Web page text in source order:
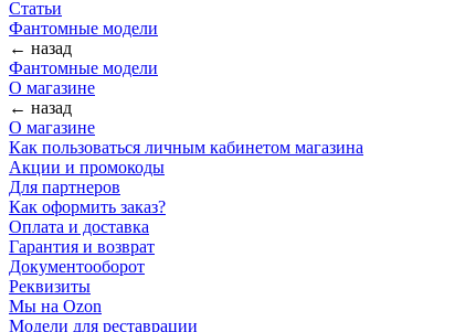
Статьи
Фантомные модели
← назад
Фантомные модели
О магазине
← назад
О магазине
Как пользоваться личным кабинетом магазина
Акции и промокоды
Для партнеров
Как оформить заказ?
Оплата и доставка
Гарантия и возврат
Документооборот
Реквизиты
Мы на Ozon
Модели для реставрации